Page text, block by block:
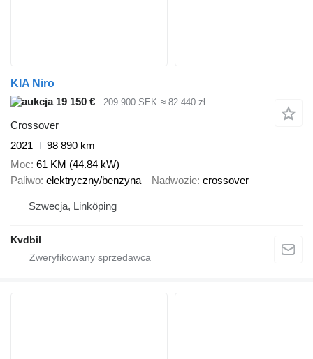
KIA Niro
19 150 €
209 900 SEK ≈ 82 440 zł
Crossover
2021
98 890 km
Moc 61 KM (44.84 kW)
Paliwo elektryczny/benzyna Nadwozie crossover
Szwecja, Linköping
Kvdbil